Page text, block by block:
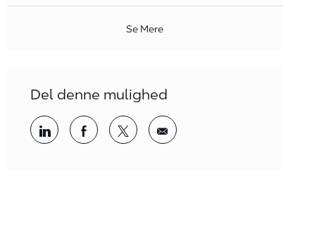
Se Mere
Del denne mulighed
Del via LinkedInDel via Facebook
Del via twitterDel via mail